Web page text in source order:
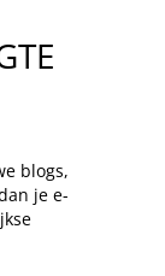
blogs,
je e-